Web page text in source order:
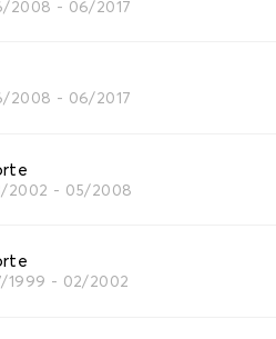
2008 - 06/2017
2008 - 06/2017
2002 - 05/2008
1999 - 02/2002
su 11/08/2026
a partire da 60 euro di acquisto.